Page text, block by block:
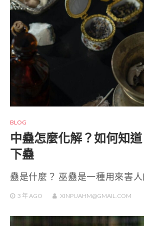
BLOG
中蠱怎麼化解？如何知
下蠱
蠱是什麼？ 巫蠱是一種用來害
3 年AGO XINPUAHM@GMAIL.COM